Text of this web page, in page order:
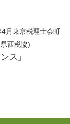
月東京税理士会町
西税協)
ス」